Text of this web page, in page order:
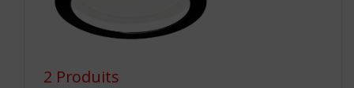
2 Produits